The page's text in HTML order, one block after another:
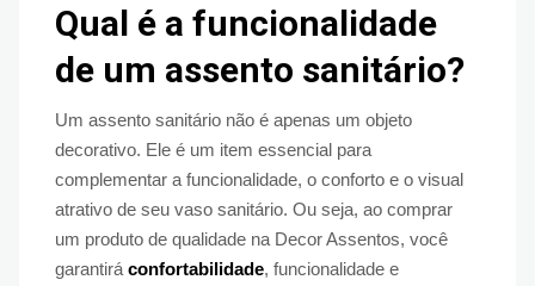
Qual é a funcionalidade
de um assento sanitário?
Um assento sanitário não é apenas um objeto
decorativo. Ele é um item essencial para
complementar a funcionalidade, o conforto e o visual
atrativo de seu vaso sanitário. Ou seja, ao comprar
um produto de qualidade na Decor Assentos, você
garantirá confortabilidade, funcionalidade e